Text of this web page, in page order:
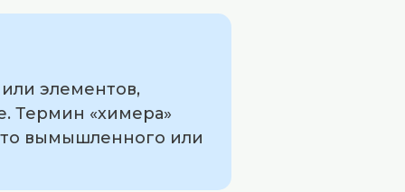
элементов,
Термин «химера»
то вымышленного или